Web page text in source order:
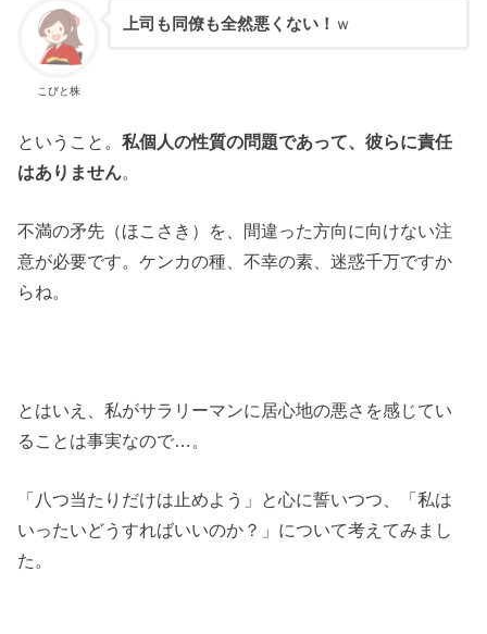
こびと株
上司も同僚も全然悪くない！ ｗ
ということ。私個人の性質の問題であって、彼らに責任
はありません
不満の矛先（ほこさき）を、間違った方向に向けない注
意が必要です。ケンカの種、不幸の素、迷惑千万ですか
らね。
とはいえ、私がサラリーマンに居心地の悪さを感じてい
ることは事実なので…。
「八つ当たりだけは止めよう」と心に誓いつつ、「私は
いったいどうすればいいのか？」について考えてみまし
た。